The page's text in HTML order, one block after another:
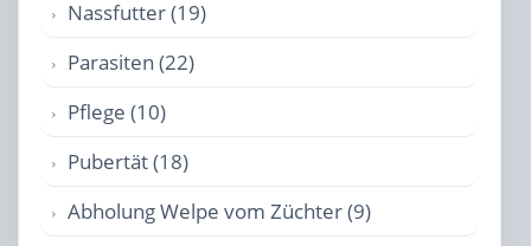
Nassfutter (19)
Parasiten (22)
Pflege (10)
Pubertät (18)
Abholung Welpe vom Züchter (9)